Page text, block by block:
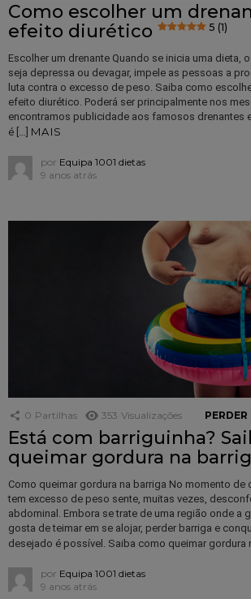
Como escolher um
efeito diurético
5 (1)
Escolher um drenante Quando se inicia uma dieta,
seja depressa ou devagar, impele as pessoas a
luta contra o excesso de peso. Saiba como
efeito diurético. Poderá ser principalmente nos
encontramos publicidade aos famosos drenantes
é […] MAIS
por Equipa 1001 dietas
9 anos atrás
0 Partilhas 353 Visualizações PERDER
Está com barriguinha?
queimar gordura na
Como queimar gordura na barriga No momento de
tem excesso de peso sente, muitas vezes,
abdominal. Embora se trate de uma região onde a
gosta de teimar em se alojar, perder barriga e
desejado é possível. Saiba como queimar gordura
por Equipa 1001 dietas
9 anos atrás